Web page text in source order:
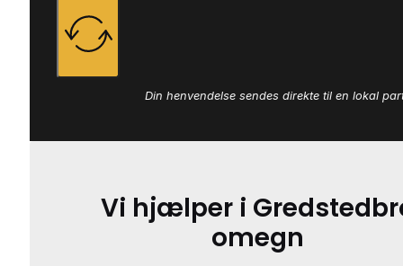
Din henvendelse sendes direkte til en lokal
Vi hjælper i
omegn